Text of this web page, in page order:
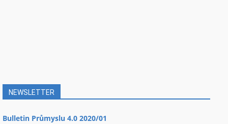
NEWSLETTER
Bulletin Průmyslu 4.0 2020/01